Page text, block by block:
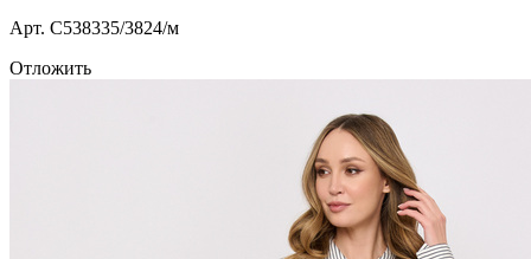
Арт. С538335/3824/м
Отложить